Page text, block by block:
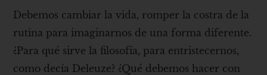
Debemos cambiar la vida, romper la costra de la
rutina para imaginarnos de una forma diferente.
¿Para qué sirve la filosofía, para entristecernos,
como decía Deleuze? ¿Qué debemos hacer con